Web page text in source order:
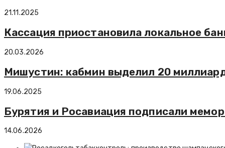
21.11.2025
Кассация приостановила локальное
20.03.2026
Мишустин: кабмин выделил 20
19.06.2025
Бурятия и Росавиация подписали
14.06.2026